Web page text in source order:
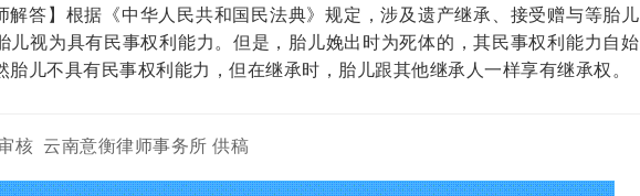
解答】根据《中华人民共和国民法典》 规定，涉及遗产继承、接受赠与等胎儿
儿视为具有民事权利能力。但是，胎儿娩出时为死体的，其民事权利能力自始
胎儿不具有民事权利能力，但在继承时，胎儿跟其他继承人一样享有继承权。
核 云南意衡律师事务所 供稿